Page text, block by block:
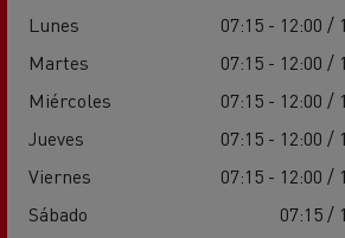
Lunes
07:15 - 12:00 /
Martes
07:15 - 12:00 /
Miércoles
07:15 - 12:00 /
Jueves
07:15 - 12:00 /
Viernes
07:15 - 12:00 /
Sábado
07:15 /